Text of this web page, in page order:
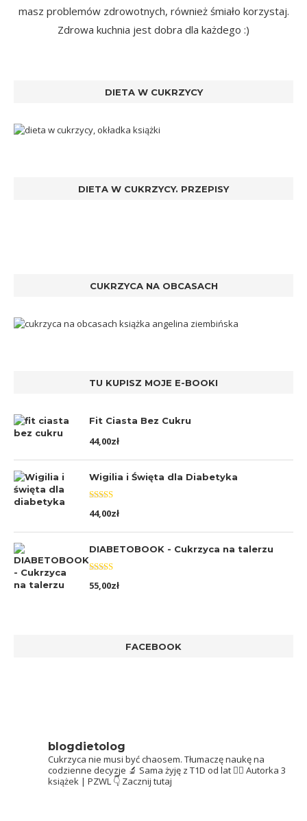
masz problemów zdrowotnych, również śmiało korzystaj.
Zdrowa kuchnia jest dobra dla każdego :)
DIETA W CUKRZYCY
DIETA W CUKRZYCY. PRZEPISY
CUKRZYCA NA OBCASACH
TU KUPISZ MOJE E-BOOKI
Fit Ciasta Bez Cukru
44,00zł
Wigilia i Święta dla Diabetyka
Oceniono
5.00na 5
44,00zł
DIABETOBOOK - Cukrzyca na talerzu
Oceniono
5.00na 5
55,00zł
FACEBOOK
blogdietolog
Cukrzyca nie musi być chaosem. Tłumaczę naukę na
codzienne decyzje 🔬 Sama żyję z T1D od lat 👩‍⚕️ Autorka 3
książek | PZWL 👇 Zacznij tutaj